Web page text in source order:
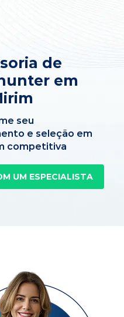
de
em
seu
e seleção em
competitiva
UM ESPECIALISTA